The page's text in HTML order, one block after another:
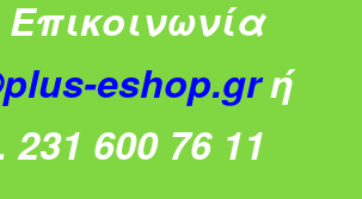
Επικοινωνία
eshop.grή
231 600 76 11